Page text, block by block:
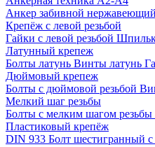
Анкер забивной
Крепёж с левой резьбой
Гайки с левой резьбой
Латунный крепеж
Болты латунь Винты латунь
Дюймовый крепеж
Болты с дюймовой резьбой
Мелкий шаг резьбы
Болты с мелким шагом резьбы
Пластиковый крепёж
DIN 933 Болт шестигранный